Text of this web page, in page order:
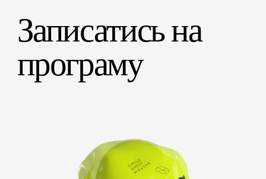
Записатись на
програму